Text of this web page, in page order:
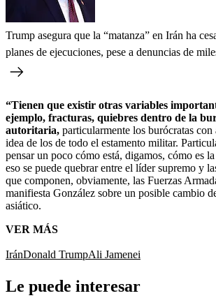
Trump asegura que la “matanza” en Irán ha
planes de ejecuciones, pese a denuncias de
“Tienen que existir otras variables
ejemplo, fracturas, quiebres dentro de la
autoritaria, particularmente los burócratas con
idea de los de todo el estamento militar.
pensar un poco cómo está, digamos, cómo es
eso se puede quebrar entre el líder supremo y
que componen, obviamente, las Fuerzas
manifiesta González sobre un posible cambio
asiático.
VER MÁS
IránDonald TrumpAli Jamenei
Le puede interesar